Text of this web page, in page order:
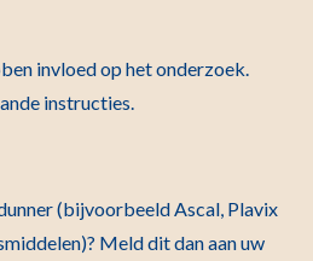
invloed op het onderzoek.
instructies.
(bijvoorbeeld Ascal, Plavix
Meld dit dan aan uw